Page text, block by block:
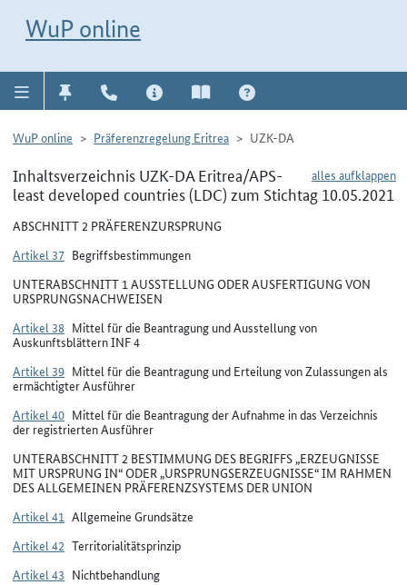
WuP online
WuP online Präferenzregelung Eritrea UZK-DA
alles aufklappen
Inhaltsverzeichnis UZK-DA Eritrea/APS-
least developed countries (LDC) zum Stichtag 10.05.2021
ABSCHNITT 2 PRÄFERENZURSPRUNG
Artikel 37 Begriffsbestimmungen
UNTERABSCHNITT 1 AUSSTELLUNG ODER AUSFERTIGUNG VON
URSPRUNGSNACHWEISEN
Artikel 38 Mittel für die Beantragung und Ausstellung von
Auskunftsblättern INF 4
Artikel 39 Mittel für die Beantragung und Erteilung von Zulassungen als
ermächtigter Ausführer
Artikel 40 Mittel für die Beantragung der Aufnahme in das Verzeichnis
der registrierten Ausführer
UNTERABSCHNITT 2 BESTIMMUNG DES BEGRIFFS „ERZEUGNISSE
MIT URSPRUNG IN“ ODER „URSPRUNGSERZEUGNISSE“ IM RAHMEN
DES ALLGEMEINEN PRÄFERENZSYSTEMS DER UNION
Artikel 41 Allgemeine Grundsätze
Artikel 42 Territorialitätsprinzip
Artikel 43 Nichtbehandlung